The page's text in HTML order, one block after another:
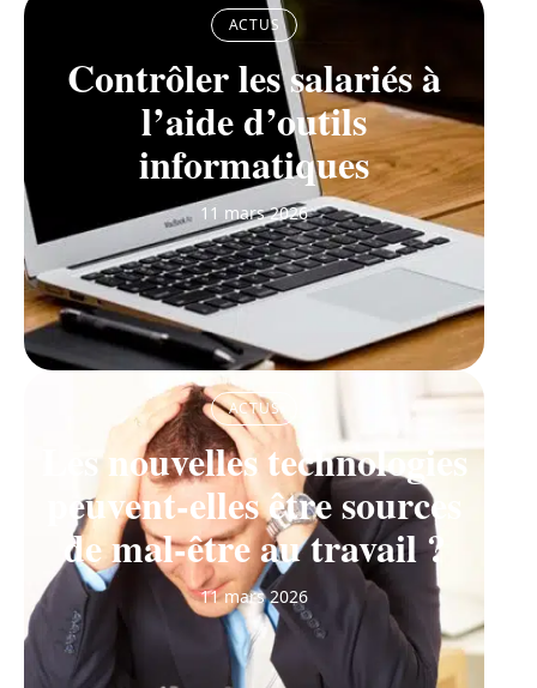
ACTUS
Contrôler les salariés à
l’aide d’outils
informatiques
11 mars 2026
ACTUS
Les nouvelles technologies
peuvent-elles être sources
de mal-être au travail ?
11 mars 2026